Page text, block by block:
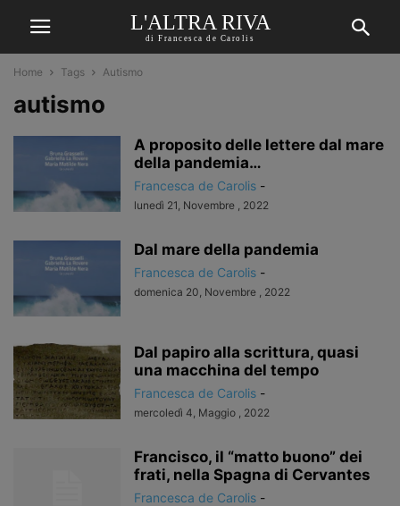
L'ALTRA RIVA
di Francesca de Carolis
Home Tags Autismo
autismo
A proposito delle lettere dal mare
della pandemia…
Francesca de Carolis -
lunedì 21, Novembre , 2022
Dal mare della pandemia
Francesca de Carolis -
domenica 20, Novembre , 2022
Dal papiro alla scrittura, quasi
una macchina del tempo
Francesca de Carolis -
mercoledì 4, Maggio , 2022
Francisco, il “matto buono” dei
frati, nella Spagna di Cervantes
Francesca de Carolis -